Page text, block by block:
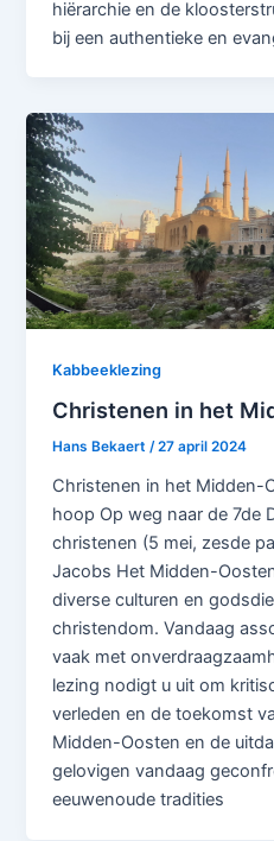
hiërarchie en de
bij een authentieke en
Kabbeeklezing
Christenen in het
Hans Bekaert/27 april 2024
Christenen in het Midden-
hoop Op weg naar de 7de
christenen (5 mei, zesde
Jacobs Het Midden-
diverse culturen en
christendom. Vandaag
vaak met
lezing nodigt u uit om
verleden en de toekomst
Midden-Oosten en de
gelovigen vandaag
eeuwenoude tradities